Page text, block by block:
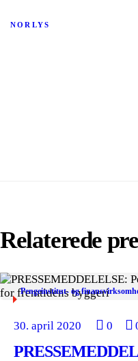
NORLYS
Relaterede
Pengeinstitut- og
30. april 2020 0